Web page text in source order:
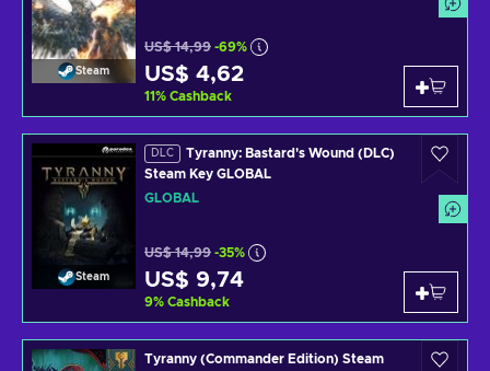
Steam
US$ 14,99 -69%
US$ 4,62
11% Cashback
Steam
DLC
Tyranny: Bastard's Wound (DLC)
Steam Key GLOBAL
GLOBAL
US$ 14,99 -35%
US$ 9,74
9% Cashback
Tyranny (Commander Edition) Steam